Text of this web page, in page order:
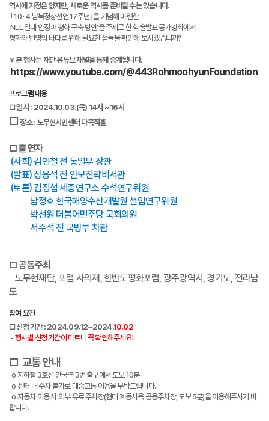
역사에 가정은 없지만, 새로운 역사를 준비할 수는 있습니다.
｢10･4 남북정상선언 17주년｣을 기념해 마련한
‘NLL 일대 안정과 평화 구축 방안’을 주제로 한 학술발표 공개강좌에서
평화와 번영의 바다를 위해 필요한 점들을 확인해 보시겠습니까?
※ 본 행사는 재단 유튜브 채널을 통해 중계됩니다.
https://www.youtube.com/@443RohmoohyunFoundation
프로그램 내용
□일시 : 2024.10.03.(목) 14시 ~ 16시
□장소 : 노무현시민센터 다목적홀
□ 출연자
(사회) 김연철 전 통일부 장관
(발표) 장용석 전 안보전략비서관
(토론) 김정섭 세종연구소 수석연구위원
남정호 한국해양수산개발원 선임연구위원
박선원 더불어민주당 국회의원
서주석 전 국방부 차관
□ 공동주최
노무현재단, 포럼 사의재, 한반도평화포럼, 광주광역시, 경기도, 전라남
도
참여 요건
□신청 기간 : 2024.09.12~2024.10.02
- 행사별 신청 기간이 다르니 꼭 확인해주세요!
□ 교통 안내
o 지하철 3호선 안국역 3번 출구에서 도보 10분
o 센터 내 주차 불가로 대중교통 이용을 부탁드립니다.
o 자동차 이용 시 외부 유료 주차장(현대 계동사옥 공용주차장, 도보 5분)을 이용해주시기 바
랍니다.